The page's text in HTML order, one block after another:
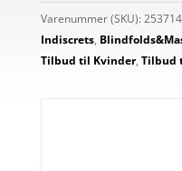
Varenummer (SKU):
Indiscrets,
Tilbud til Kvinder, Tilbud